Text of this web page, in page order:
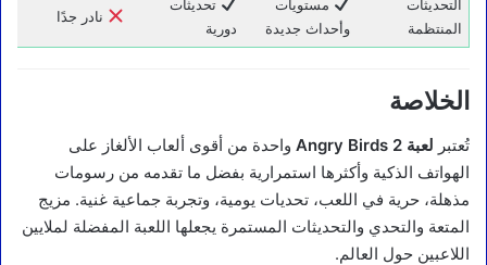
التحديثات
المنتظمة
مستويات
وأحداث جديدة
تحديثات
دورية
نادر جدًا
الخلاصة
تُعتبر لعبة Angry Birds 2
واحدة من أقوى ألعاب الألغاز على
الهواتف الذكية وأكثرها استمرارية بفضل ما تقدمه من رسومات
مذهلة، حرية في اللعب، تحديات يومية، وتجربة جماعية غنية. مزيج
المتعة والتحدي والتحديثات المستمرة يجعلها اللعبة المفضلة لملايين
اللاعبين حول العالم.